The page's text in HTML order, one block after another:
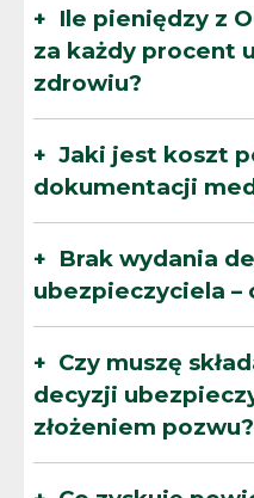
Ile pieniędzy z
za każdy procent
zdrowiu?
Jaki jest koszt
dokumentacji
Brak wydania
ubezpieczyciela –
Czy muszę
decyzji
złożeniem pozwu?